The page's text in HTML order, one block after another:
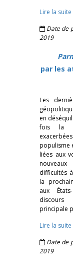
Lire la suite
Date de
2019
par les
Les
en
fois la
populisme
liées aux
difficultés
la
aux
principale
Lire la suite
Date de
2019